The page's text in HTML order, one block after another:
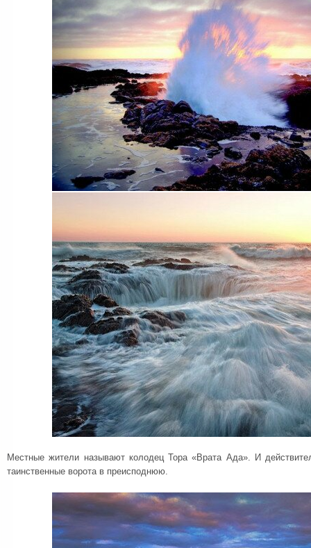
Местные жители называют колодец Тора «Врата Ада». И
таинственные ворота в преисподнюю.